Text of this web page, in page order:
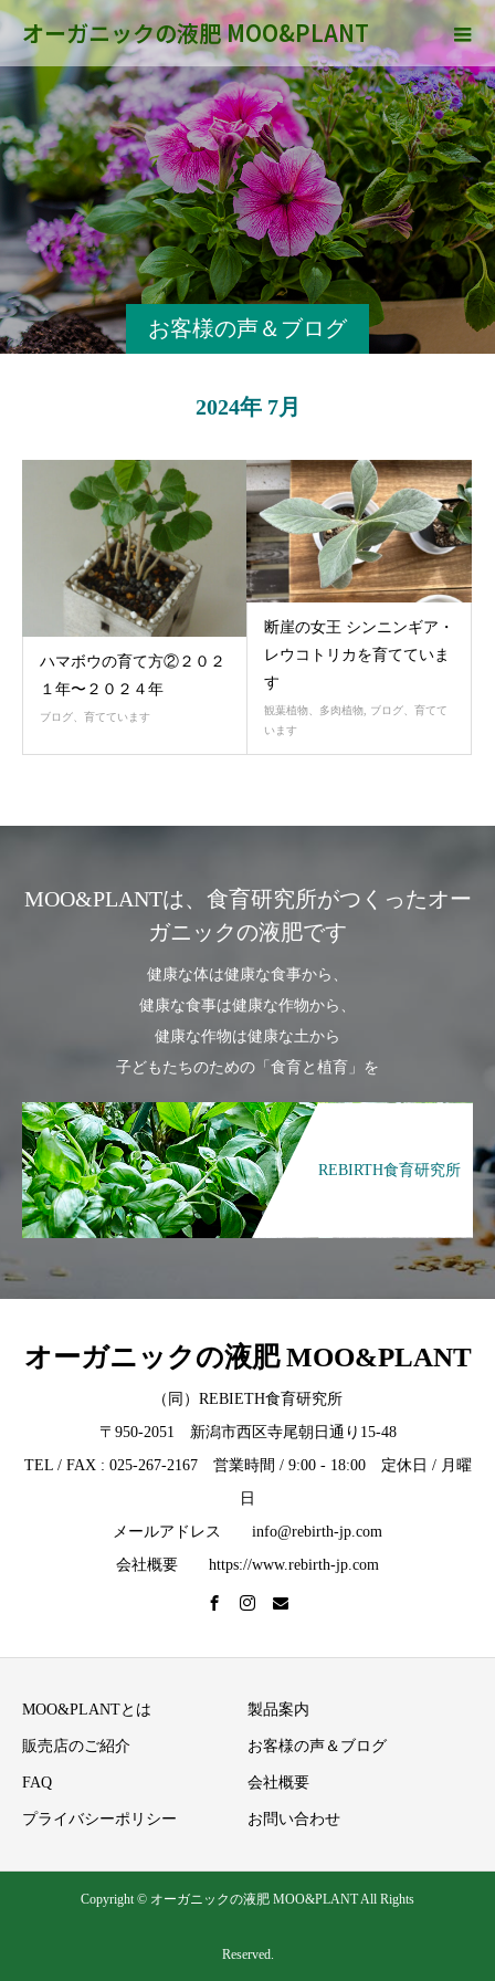
オーガニックの液肥 MOO&PLANT
お客様の声＆ブログ
2024年 7月
ハマボウの育て方②２０２
１年〜２０２４年
ブログ、育てています
断崖の女王 シンニンギア・
レウコトリカを育てていま
す
観葉植物、多肉植物, ブログ、育てて
います
MOO&PLANTは、食育研究所がつくったオー
ガニックの液肥です
健康な体は健康な食事から、
健康な食事は健康な作物から、
健康な作物は健康な土から
子どもたちのための「食育と植育」を
REBIRTH食育研究所
オーガニックの液肥 MOO&PLANT
（同）REBIETH食育研究所
〒950-2051 新潟市西区寺尾朝日通り15-48
TEL / FAX : 025-267-2167 営業時間 / 9:00 - 18:00 定休日 / 月曜
日
メールアドレス info@rebirth-jp.com
会社概要 https://www.rebirth-jp.com
MOO&PLANTとは 製品案内
販売店のご紹介 お客様の声＆ブログ
FAQ 会社概要
プライバシーポリシー お問い合わせ
Copyright © オーガニックの液肥 MOO&PLANT All Rights
Reserved.